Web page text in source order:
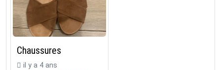
Chaussures
il y a 4 ans